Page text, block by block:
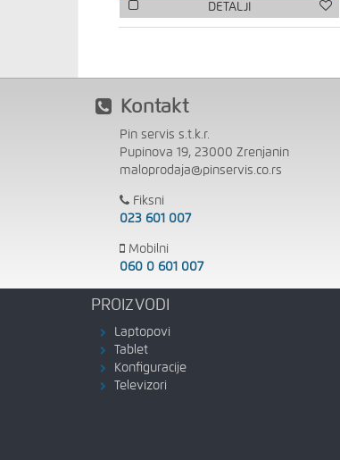
DETALJI
Kontakt
Pin servis s.t.k.r.
Pupinova 19, 23000 Zrenjanin
maloprodaja@pinservis.co.rs
Fiksni
023 601 007
Mobilni
060 0 601 007
PROIZVODI
Laptopovi
Tablet
Konfiguracije
Televizori